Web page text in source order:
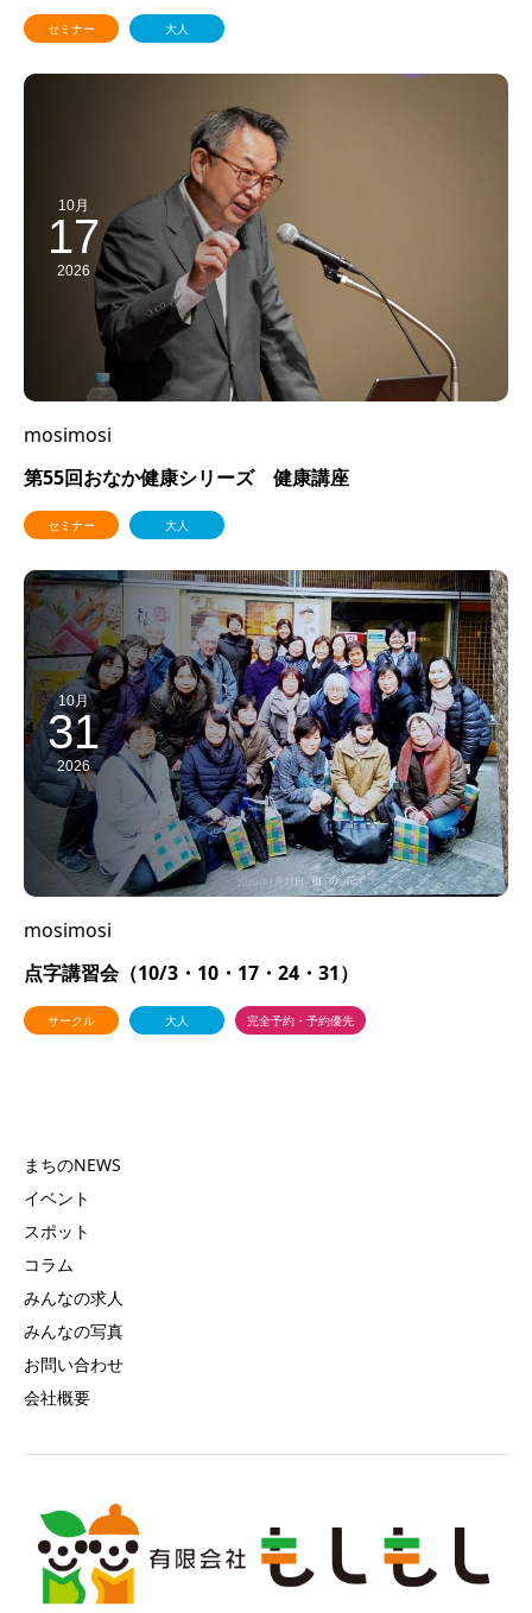
セミナー 大人
10月
17
2026
mosimosi
第55回おなか健康シリーズ 健康講座
セミナー 大人
10月
31
2026
mosimosi
点字講習会（10/3・10・17・24・31）
サークル 大人 完全予約・予約優先
まちのNEWS
イベント
スポット
コラム
みんなの求人
みんなの写真
お問い合わせ
会社概要